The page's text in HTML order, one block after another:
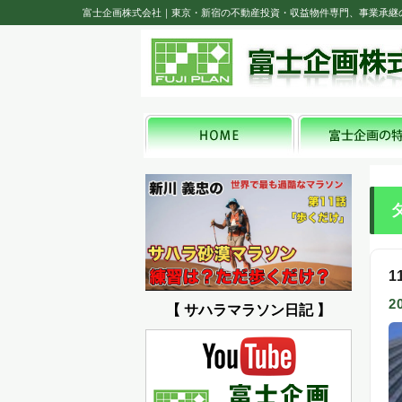
富士企画株式会社｜東京・新宿の不動産投資・収益物件専門、事業承継
【 サハラマラソン日記 】